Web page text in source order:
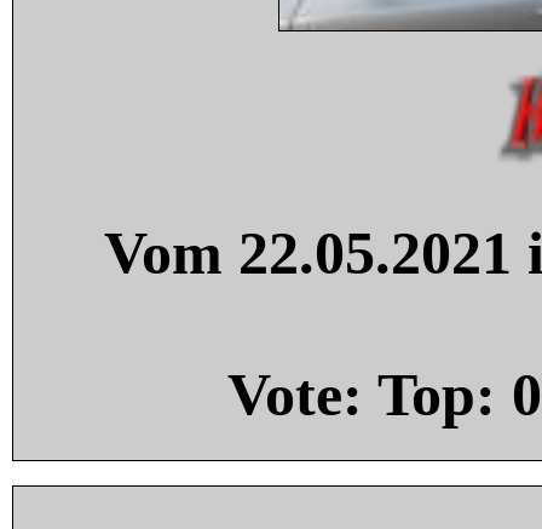
Vom
Vote: Top: 0